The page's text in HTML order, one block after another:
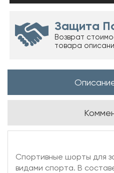
Защита
Возврат
товара
Спортивные шорты для
видами спорта. В